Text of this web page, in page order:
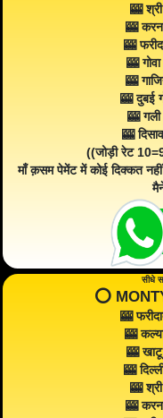
🎰
🎰
🎰
🎰
🎰
🎰 दुबई
🎰
🎰
((जोड़ी रेट
माँ क़सम पेमेंट में कोई दिक्कत
सीधे
⭕️
🎰
🎰
🎰
🎰
🎰
🎰